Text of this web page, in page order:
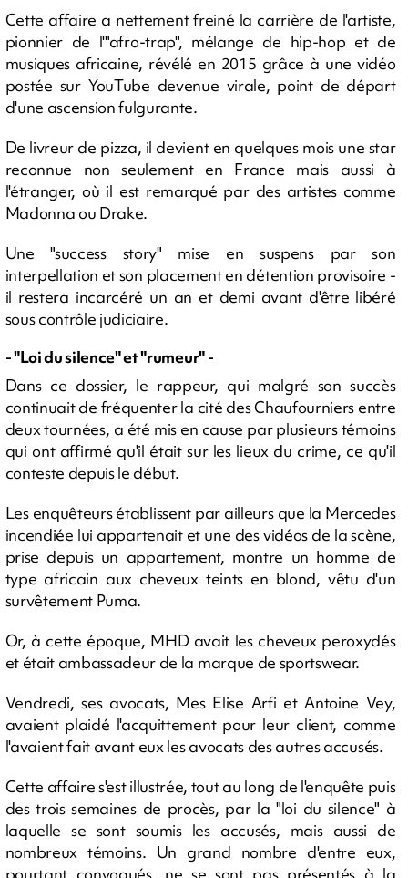
Cette affaire a nettement freiné la carrière de l'artiste,
pionnier de l'"afro-trap", mélange de hip-hop et de
musiques africaine, révélé en 2015 grâce à une vidéo
postée sur YouTube devenue virale, point de départ
d'une ascension fulgurante.
De livreur de pizza, il devient en quelques mois une star
reconnue non seulement en France mais aussi à
l'étranger, où il est remarqué par des artistes comme
Madonna ou Drake.
Une "success story" mise en suspens par son
interpellation et son placement en détention provisoire -
il restera incarcéré un an et demi avant d'être libéré
sous contrôle judiciaire.
- "Loi du silence" et "rumeur" -
Dans ce dossier, le rappeur, qui malgré son succès
continuait de fréquenter la cité des Chaufourniers entre
deux tournées, a été mis en cause par plusieurs témoins
qui ont affirmé qu'il était sur les lieux du crime, ce qu'il
conteste depuis le début.
Les enquêteurs établissent par ailleurs que la Mercedes
incendiée lui appartenait et une des vidéos de la scène,
prise depuis un appartement, montre un homme de
type africain aux cheveux teints en blond, vêtu d'un
survêtement Puma.
Or, à cette époque, MHD avait les cheveux peroxydés
et était ambassadeur de la marque de sportswear.
Vendredi, ses avocats, Mes Elise Arfi et Antoine Vey,
avaient plaidé l'acquittement pour leur client, comme
l'avaient fait avant eux les avocats des autres accusés.
Cette affaire s'est illustrée, tout au long de l'enquête puis
des trois semaines de procès, par la "loi du silence" à
laquelle se sont soumis les accusés, mais aussi de
nombreux témoins. Un grand nombre d'entre eux,
pourtant convoqués, ne se sont pas présentés à la